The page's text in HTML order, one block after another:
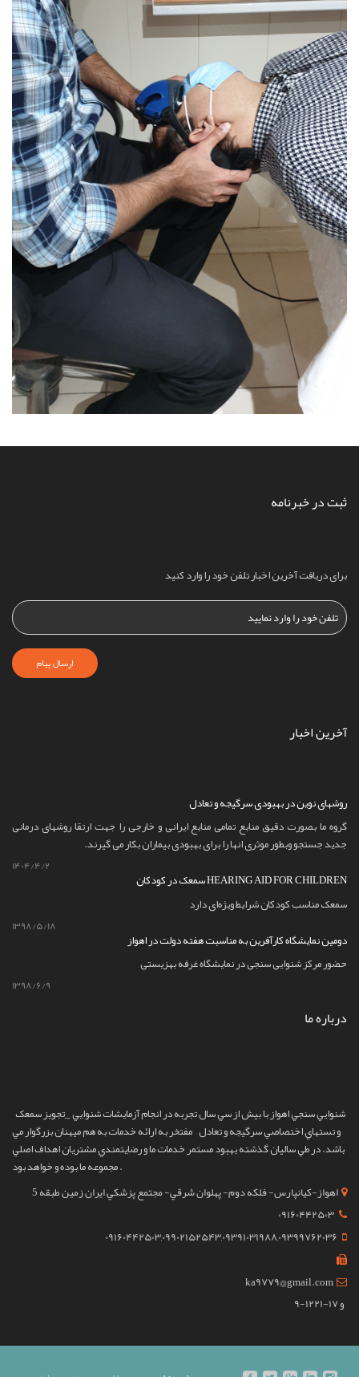
ثبت در خبرنامه
برای دریافت آخرین اخبار تلفن خود را وارد کنید
ارسال پیام
آخرین اخبار
روشهای نوین در بهبودی سرگیجه و تعادل
گروه ما بصورت دقیق منابع تمامی منابع ایرانی و خارجی را جهت ارتقا روشهای درمانی
جدید جستجو وبطور موثری انها را برای بهبودی بیماران بکار می گیرند.
1404/4/2
سمعک در کودکان HEARING AID FOR CHILDREN
سمعک مناسب کودکان شرایط ویژه‌ای دارد
1398/5/18
دومین نمایشگاه کارآفرین به مناسبت هفته دولت در اهواز
حضور مرکز شنوایی سنجی در نمایشگاه غرفه بهزیستی
1398/6/9
درباره ما
شنوايي سنجي اهوازبا بيش از سي سال تجربه در انجام آزمايشات شنوايي _تجويز سمعک
و تستهاي اختصاصي سرگيجه و تعادل مفتخر به ارائه خدمات به هم ميهنان بزرگوار مي
باشد. در طي ساليان گذشته بهبود مستمر خدمات ما و رضايتمندي مشتريان اهداف اصلي
مجموعه ما بوده و خواهد بود ‌.
09160442503
09160442503,09902152543,09391031988,09399762036
ka9779@gmail.com